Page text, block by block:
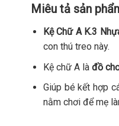
Miêu tả sản
Kệ Chữ A K.3
con thú treo này.
Kệ chữ A là đồ
Giúp bé kết hợp
nằm chơi để mẹ